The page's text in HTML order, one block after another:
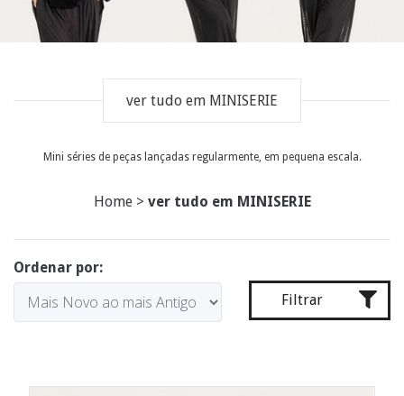
ver tudo em MINISERIE
Mini séries de peças lançadas regularmente, em pequena escala.
Home > ver tudo em MINISERIE
Ordenar por:
Filtrar